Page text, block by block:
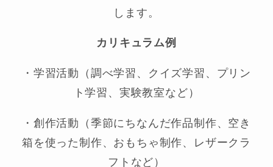
します。
カリキュラム例
・学習活動（調べ学習、クイズ学習、プリン
ト学習、実験教室など）
・創作活動（季節にちなんだ作品制作、空き
箱を使った制作、おもちゃ制作、レザークラ
フトなど）